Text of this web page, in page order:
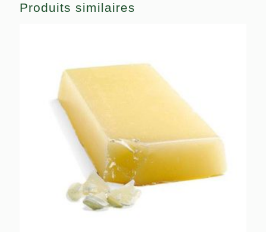
Produits similaires